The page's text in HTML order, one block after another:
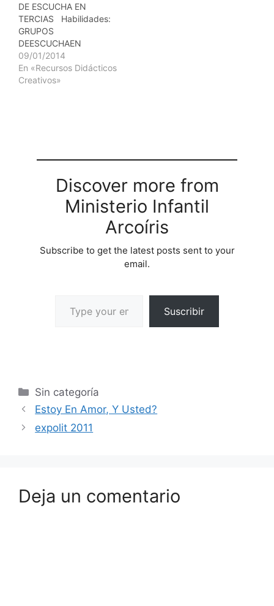
DE ESCUCHA EN
TERCIAS Habilidades:
GRUPOS
DEESCUCHAEN
TERCIAS OBJETIVO I.
Desarrollar
habilidadesparaunaescu
subgrupos compuestos
por 3 participantes
LUGAR: Amplio Espacio
Un saln amplio bien
los participantes puedan
09/01/2014
En «Recursos Didácticos
Creativos»
Discover more from
Ministerio Infantil
Arcoíris
Subscribe to get the latest posts sent to your
email.
Suscribir
Sin categoría
Estoy En Amor, Y Usted?
expolit 2011
Deja un comentario